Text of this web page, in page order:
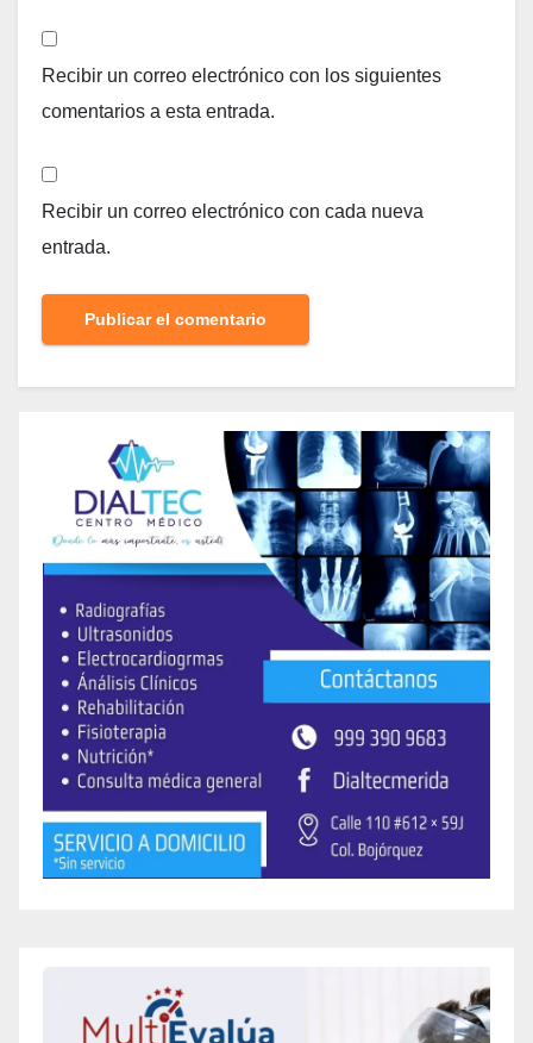
Recibir un correo electrónico con los siguientes
comentarios a esta entrada.
Recibir un correo electrónico con cada nueva
entrada.